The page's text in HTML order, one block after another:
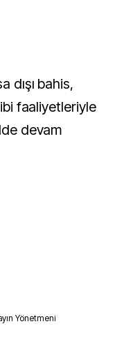
dışı bahis,
faaliyetleriyle
devam
Yönetmeni